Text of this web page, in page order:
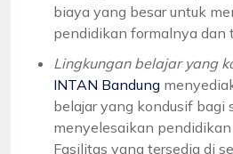
biaya yang besar untuk
pendidikan formalnya dan
Lingkungan belajar yang
INTAN Bandung
belajar yang kondusif bagi
menyelesaikan
Fasilitas yang tersedia di